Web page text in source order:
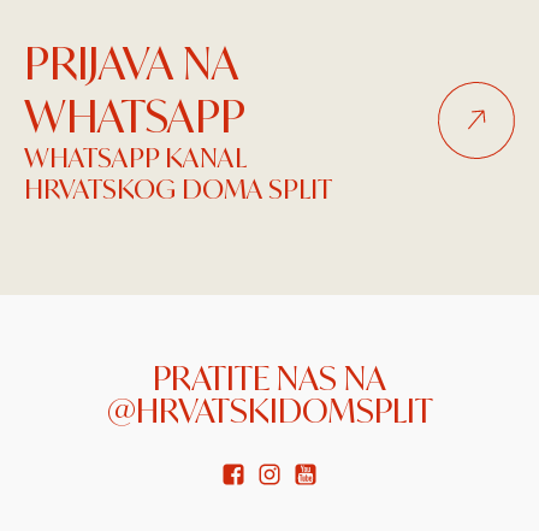
PRIJAVA NA
WHATSAPP
WHATSAPP KANAL
HRVATSKOG DOMA SPLIT
PRATITE NAS NA
@HRVATSKIDOMSPLIT